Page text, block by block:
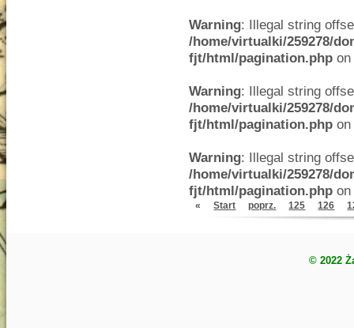
Warning: Illegal string
/home/virtualki/259278/
fjt/html/pagination.php
Warning: Illegal string
/home/virtualki/259278/
fjt/html/pagination.php
Warning: Illegal string
/home/virtualki/259278/
fjt/html/pagination.php
« Start poprz. 125 126
© 2022